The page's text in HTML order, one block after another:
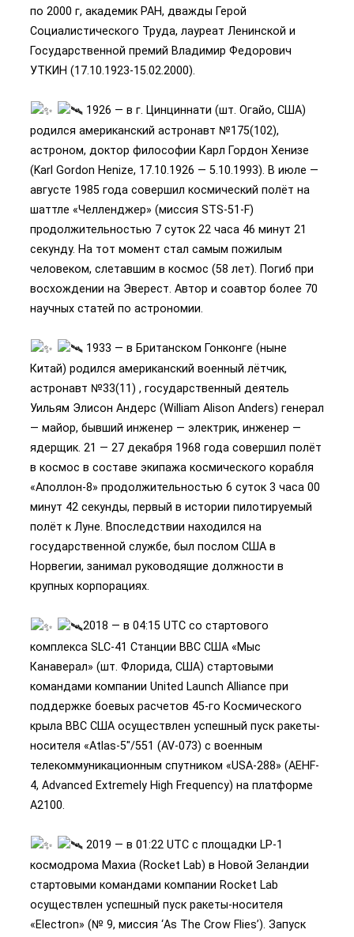
по 2000 г, академик РАН, дважды Герой
Социалистического Труда, лауреат Ленинской и
Государственной премий Владимир Федорович
УТКИН (17.10.1923-15.02.2000).
1926 — в г. Цинциннати (шт. Огайо, США)
родился американский астронавт №175(102),
астроном, доктор философии Карл Гордон Хенизе
(Karl Gordon Henize, 17.10.1926 — 5.10.1993). В июле —
августе 1985 года совершил космический полёт на
шаттле «Челленджер» (миссия STS-51-F)
продолжительностью 7 суток 22 часа 46 минут 21
секунду. На тот момент стал самым пожилым
человеком, слетавшим в космос (58 лет). Погиб при
восхождении на Эверест. Автор и соавтор более 70
научных статей по астрономии.
1933 — в Британском Гонконге (ныне
Китай) родился американский военный лётчик,
астронавт №33(11) , государственный деятель
Уильям Элисон Андерс (William Alison Anders) генерал
— майор, бывший инженер — электрик, инженер —
ядерщик. 21 — 27 декабря 1968 года совершил полёт
в космос в составе экипажа космического корабля
«Аполлон-8» продолжительностью 6 суток 3 часа 00
минут 42 секунды, первый в истории пилотируемый
полёт к Луне. Впоследствии находился на
государственной службе, был послом США в
Норвегии, занимал руководящие должности в
крупных корпорациях.
2018 — в 04:15 UTC со стартового
комплекса SLC-41 Станции ВВС США «Мыс
Канаверал» (шт. Флорида, США) стартовыми
командами компании United Launch Alliance при
поддержке боевых расчетов 45-го Космического
крыла ВВС США осуществлен успешный пуск ракеты-
носителя «Atlas-5″/551 (AV-073) с военным
телекоммуникационным спутником «USA-288» (AEHF-
4, Advanced Extremely High Frequency) на платформе
A2100.
2019 — в 01:22 UTC с площадки LP-1
космодрома Махиа (Rocket Lab) в Новой Зеландии
стартовыми командами компании Rocket Lab
осуществлен успешный пуск ракеты-носителя
«Electron» (№ 9, миссия ‘As The Crow Flies’). Запуск